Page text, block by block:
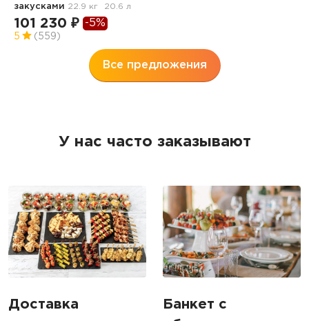
закусками 22.9 кг 20.6 л
101 230 ₽ -5%
5 (559)
Все предложения
У нас часто заказывают
Доставка
Банкет с